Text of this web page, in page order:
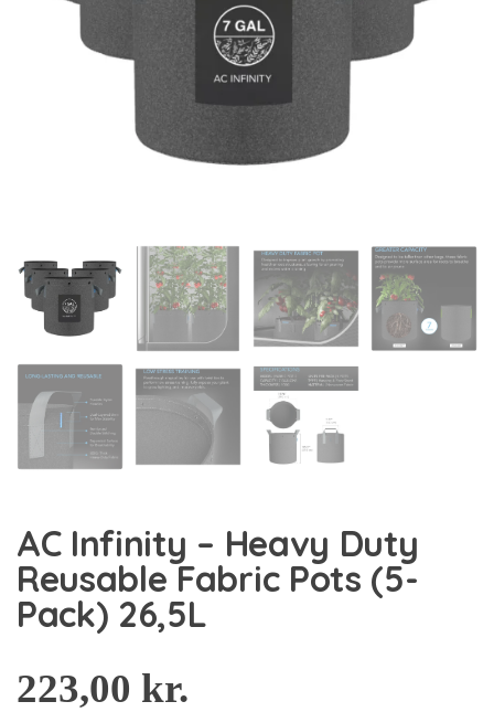
AC Infinity – Heavy Duty
Reusable Fabric Pots (5-
Pack) 26,5L
223,00 kr.